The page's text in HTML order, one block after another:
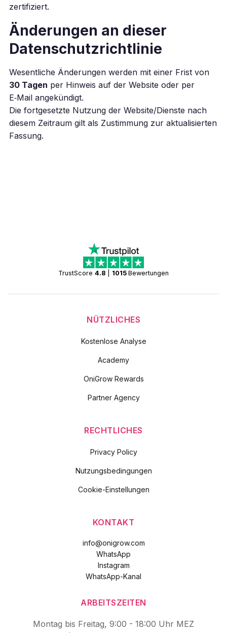
zertifiziert.
Änderungen an dieser
Datenschutzrichtlinie
Wesentliche Änderungen werden mit einer Frist von
30 Tagen per Hinweis auf der Website oder per
E‑Mail angekündigt.
Die fortgesetzte Nutzung der Website/Dienste nach
diesem Zeitraum gilt als Zustimmung zur aktualisierten
Fassung.
TrustScore 4.8 1015 Bewertungen
NÜTZLICHES
Kostenlose Analyse
Academy
OniGrow Rewards
Partner Agency
RECHTLICHES
Privacy Policy
Nutzungsbedingungen
Cookie-Einstellungen
KONTAKT
info@onigrow.com
WhatsApp
Instagram
WhatsApp-Kanal
ARBEITSZEITEN
Montag bis Freitag, 9:00 - 18:00 Uhr MEZ